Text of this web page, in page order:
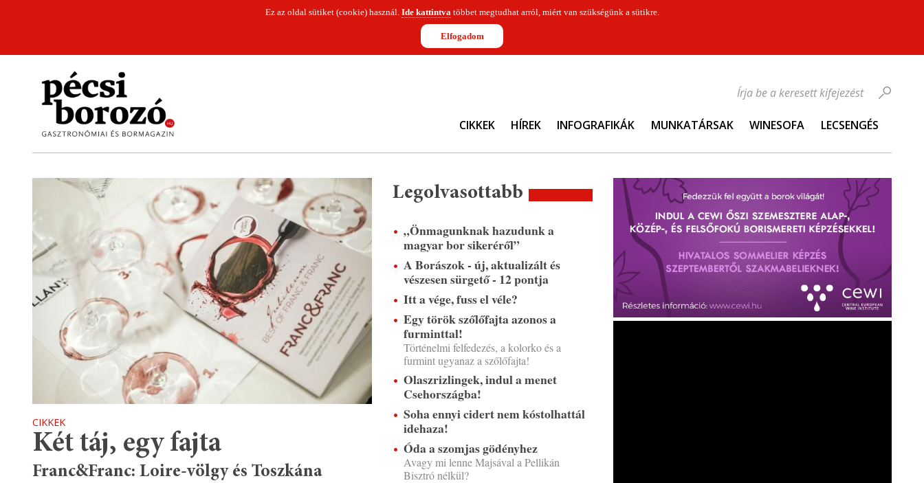
Ez az oldal sütiket (cookie) használ. Ide kattintvatöbbet megtudhat arról, miért van szükségünk a sütikre.
Elfogadom
CIKKEK HÍREK INFOGRAFIKÁK MUNKATÁRSAK WINESOFA LECSENGÉS
Írja be a keresett kifejezést
CIKKEK
Két táj, egy fajta
Franc&Franc: Loire-völgy és Toszkána
Legolvasottabb
„Önmagunknak hazudunk a
magyar bor sikeréről”
A Borászok - új, aktualizált és
vészesen sürgető - 12 pontja
Itt a vége, fuss el véle?
Egy török szőlőfajta azonos a
furminttal!
Történelmi felfedezés, a kolorko és a
furmint ugyanaz a szőlőfajta!
Olaszrizlingek, indul a menet
Csehországba!
Soha ennyi cidert nem kóstolhattál
idehaza!
Óda a szomjas gödényhez
Avagy mi lenne Majsával a Pellikán
Bisztró nélkül?